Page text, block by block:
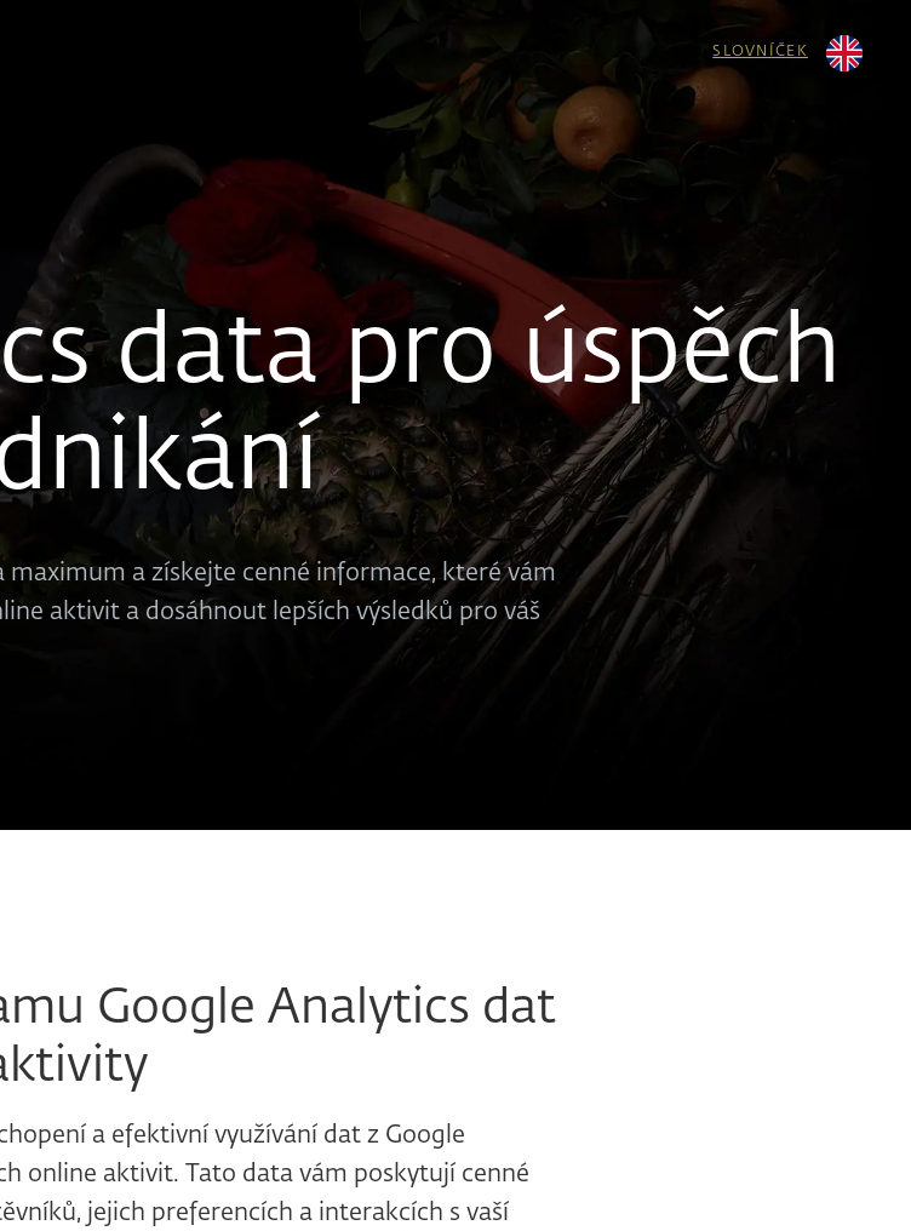
SLOVNÍČEK
data pro úspěch
maximum a získejte cenné informace, které vám
aktivit a dosáhnout lepších výsledků pro váš
Google Analytics dat
a efektivní využívání dat z Google
online aktivit. Tato data vám poskytují cenné
jejich preferencích a interakcích s vaší